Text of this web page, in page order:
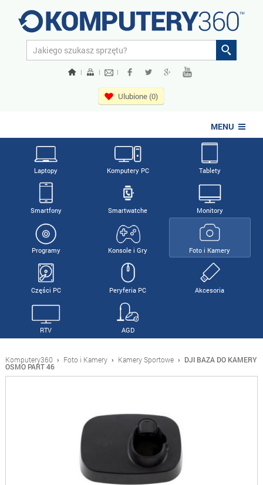
| | |
Ulubione (0)
MENU
Laptopy Komputery PC Tablety
Smartfony Smartwatche Monitory
Programy Konsole i Gry Foto i Kamery
Części PC Peryferia PC Akcesoria
RTV AGD
Komputery360 › Foto i Kamery › Kamery Sportowe › DJI BAZA DO KAMERY
OSMO PART 46